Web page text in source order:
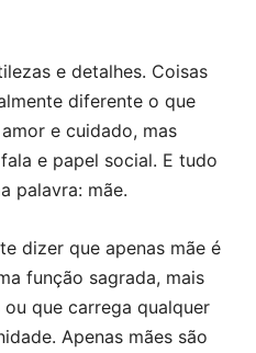
e detalhes. Coisas
diferente o que
e cuidado, mas
e papel social. E tudo
palavra: mãe.
dizer que apenas mãe é
função sagrada, mais
que carrega qualquer
Apenas mães são